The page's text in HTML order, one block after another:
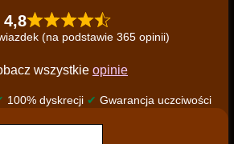
4,8
(na podstawie 365 opinii)
wszystkie opinie
100% dyskrecji ✔ Gwarancja uczciwości